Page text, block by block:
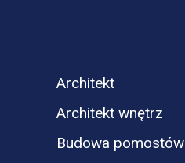
Architekt
Architekt wnętrz
Budowa pomostów